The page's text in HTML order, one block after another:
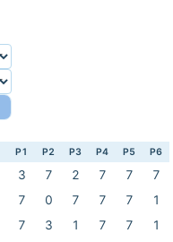
P1 P2 P3 P4 P5 P6
3 7 2 7 7
7
7 0 7 7 7
1
7 3 1 7 7
1